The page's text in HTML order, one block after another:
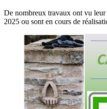
De nombreux travaux ont vu leur
2025 ou sont en cours de